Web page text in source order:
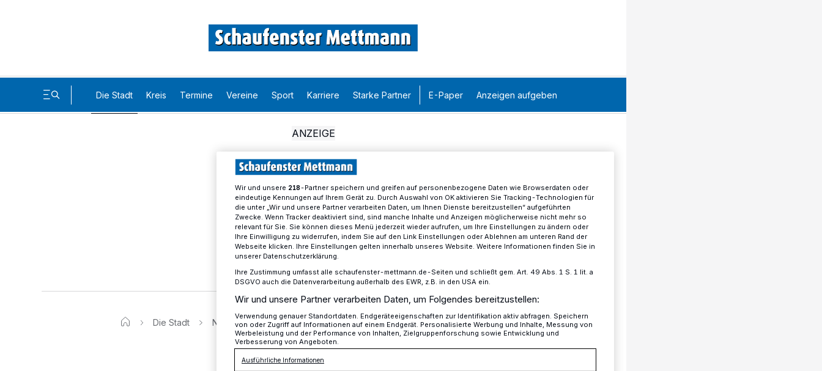
Die Stadt Kreis Termine Vereine Sport Karriere Starke Partner E-Paper Anzeigen aufgeben
Die Stadt Noch freie Plätze für den Ladies Day
Wir und unsere 218-Partner speichern und greifen auf personenbezogene Daten wie Browserdaten oder
eindeutige Kennungen auf Ihrem Gerät zu. Durch Auswahl von OK aktivieren Sie Tracking-Technologien für
die unter „Wir und unsere Partner verarbeiten Daten, um Ihnen Dienste bereitzustellen“ aufgeführten
Zwecke. Wenn Tracker deaktiviert sind, sind manche Inhalte und Anzeigen möglicherweise nicht mehr so
relevant für Sie. Sie können dieses Menü jederzeit wieder aufrufen, um Ihre Einstellungen zu ändern oder
Ihre Einwilligung zu widerrufen, indem Sie auf den Link Einstellungen oder Ablehnen am unteren Rand der
Webseite klicken. Ihre Einstellungen gelten innerhalb unseres Website. Weitere Informationen finden Sie in
unserer Datenschutzerklärung.
Ihre Zustimmung umfasst alle schaufenster-mettmann.de-Seiten und schließt gem. Art. 49 Abs. 1 S. 1 lit. a
DSGVO auch die Datenverarbeitung außerhalb des EWR, z.B. in den USA ein.
Wir und unsere Partner verarbeiten Daten, um Folgendes bereitzustellen:
Verwendung genauer Standortdaten. Endgeräteeigenschaften zur Identifikation aktiv abfragen. Speichern
von oder Zugriff auf Informationen auf einem Endgerät. Personalisierte Werbung und Inhalte, Messung von
Werbeleistung und der Performance von Inhalten, Zielgruppenforschung sowie Entwicklung und
Verbesserung von Angeboten.
Ausführliche Informationen